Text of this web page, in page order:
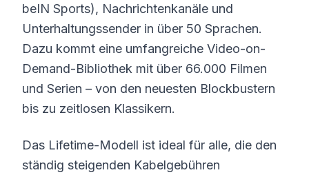
beIN Sports), Nachrichtenkanäle und
Unterhaltungssender in über 50 Sprachen.
Dazu kommt eine umfangreiche Video-on-
Demand-Bibliothek mit über 66.000 Filmen
und Serien – von den neuesten Blockbustern
bis zu zeitlosen Klassikern.
Das Lifetime-Modell ist ideal für alle, die den
ständig steigenden Kabelgebühren